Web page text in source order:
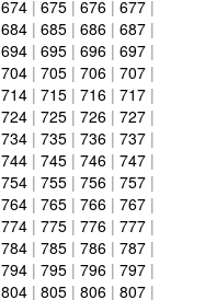
674 | 675 | 676 | 677 |
684 | 685 | 686 | 687 |
694 | 695 | 696 | 697 |
704 | 705 | 706 | 707 |
714 | 715 | 716 | 717 |
724 | 725 | 726 | 727 |
734 | 735 | 736 | 737 |
744 | 745 | 746 | 747 |
754 | 755 | 756 | 757 |
764 | 765 | 766 | 767 |
774 | 775 | 776 | 777 |
784 | 785 | 786 | 787 |
794 | 795 | 796 | 797 |
804 | 805 | 806 | 807 |